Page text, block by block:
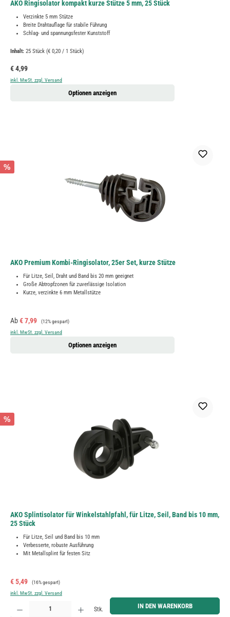
AKO Ringisolator kompakt kurze Stütze 5 mm, 25 Stück
Verzinkte 5 mm Stütze
Breite Drahtauflage für stabile Führung
Schlag- und spannungsfester Kunststoff
Inhalt: 25 Stück (€ 0,20 / 1 Stück)
Regulärer Preis:
€ 4,99
inkl. MwSt. zzgl. Versand
Optionen anzeigen
%
AKO Premium Kombi-Ringisolator, 25er Set, kurze Stütze
Für Litze, Seil, Draht und Band bis 20 mm geeignet
Große Abtropfzonen für zuverlässige Isolation
Kurze, verzinkte 6 mm Metallstütze
Verkaufspreis:
Ab€ 7,99 Regulärer Preis:
(12% gespart)
inkl. MwSt. zzgl. Versand
Optionen anzeigen
%
AKO Splintisolator für Winkelstahlpfahl, für Litze, Seil, Band bis 10 mm,
25 Stück
Für Litze, Seil und Band bis 10 mm
Verbesserte, robuste Ausführung
Mit Metallsplint für festen Sitz
Verkaufspreis:
€ 5,49 Regulärer Preis:
(16% gespart)
inkl. MwSt. zzgl. Versand
Produkt Anzahl: Gib den gewünschten Wert ein oder benutze die Schaltflächen um die Anzahl zu
Stk. IN DEN WARENKORB